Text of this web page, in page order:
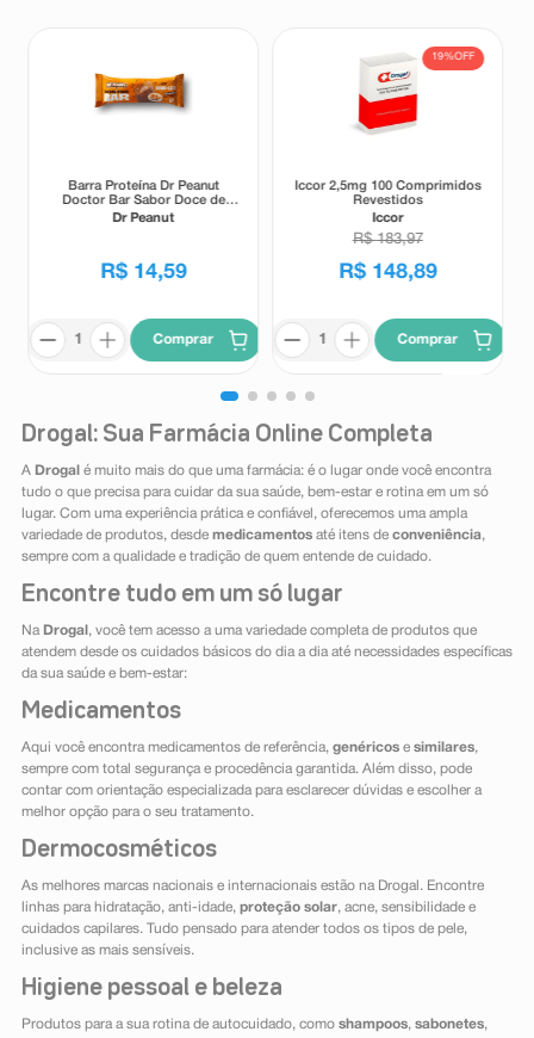
Barra Proteína Dr Peanut
Doctor Bar Sabor Doce de
Leite 62g
Dr Peanut
R$ 14,59
Comprar
19%OFF
Iccor 2,5mg 100 Comprimidos
Revestidos
Iccor
R$ 183,97
R$ 148,89
Comprar
Drogal: Sua Farmácia Online Completa
A Drogal é muito mais do que uma farmácia: é o lugar onde você encontra
tudo o que precisa para cuidar da sua saúde, bem-estar e rotina em um só
lugar. Com uma experiência prática e confiável, oferecemos uma ampla
variedade de produtos, desde medicamentosaté itens de conveniência,
sempre com a qualidade e tradição de quem entende de cuidado.
Encontre tudo em um só lugar
Na Drogal , você tem acesso a uma variedade completa de produtos que
atendem desde os cuidados básicos do dia a dia até necessidades específicas
da sua saúde e bem-estar:
Medicamentos
Aqui você encontra medicamentos de referência, genéricose similares,
sempre com total segurança e procedência garantida. Além disso, pode
contar com orientação especializada para esclarecer dúvidas e escolher a
melhor opção para o seu tratamento.
Dermocosméticos
As melhores marcas nacionais e internacionais estão na Drogal. Encontre
linhas para hidratação, anti-idade, proteção solar, acne, sensibilidade e
cuidados capilares. Tudo pensado para atender todos os tipos de pele,
inclusive as mais sensíveis.
Higiene pessoal e beleza
Produtos para a sua rotina de autocuidado, como shampoos, sabonetes,